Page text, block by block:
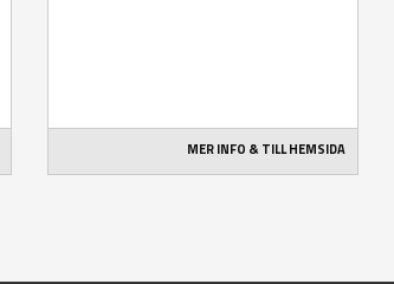
MER INFO & TILL HEMSIDA